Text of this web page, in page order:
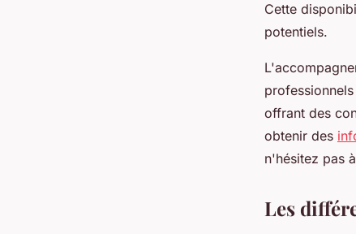
Cette
potentiels.
offrant des
obtenir des
n'hésitez pas
Les